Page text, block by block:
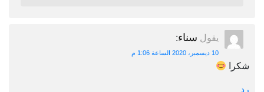
يقول سناء:
10 ديسمبر، 2020 الساعة 1:06 م
شكرا
رد